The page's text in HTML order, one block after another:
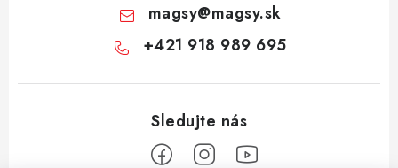
magsy@magsy.sk
+421 918 989 695